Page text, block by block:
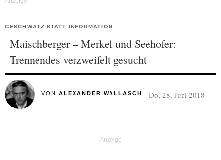
GESCHWÄTZ STATT INFORMATION
Maischberger – Merkel und Seehofer:
Trennendes verzweifelt gesucht
VON ALEXANDER WALLASCH Do, 28. Juni 2018